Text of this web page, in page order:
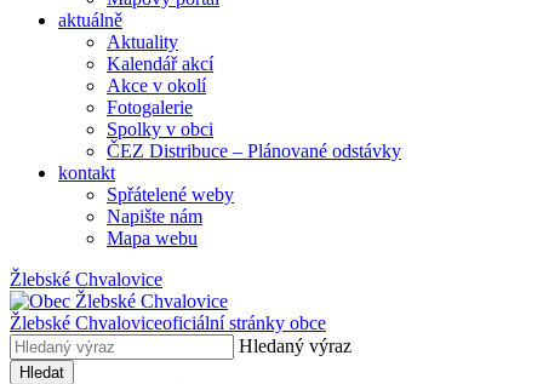
aktuálně
Aktuality
Kalendář akcí
Akce v okolí
Fotogalerie
Spolky v obci
ČEZ Distribuce – Plánované odstávky
kontakt
Spřátelené weby
Napište nám
Mapa webu
Žlebské Chvalovice
Žlebské Chvaloviceoficiální stránky obce
Hledaný výraz
Hledat